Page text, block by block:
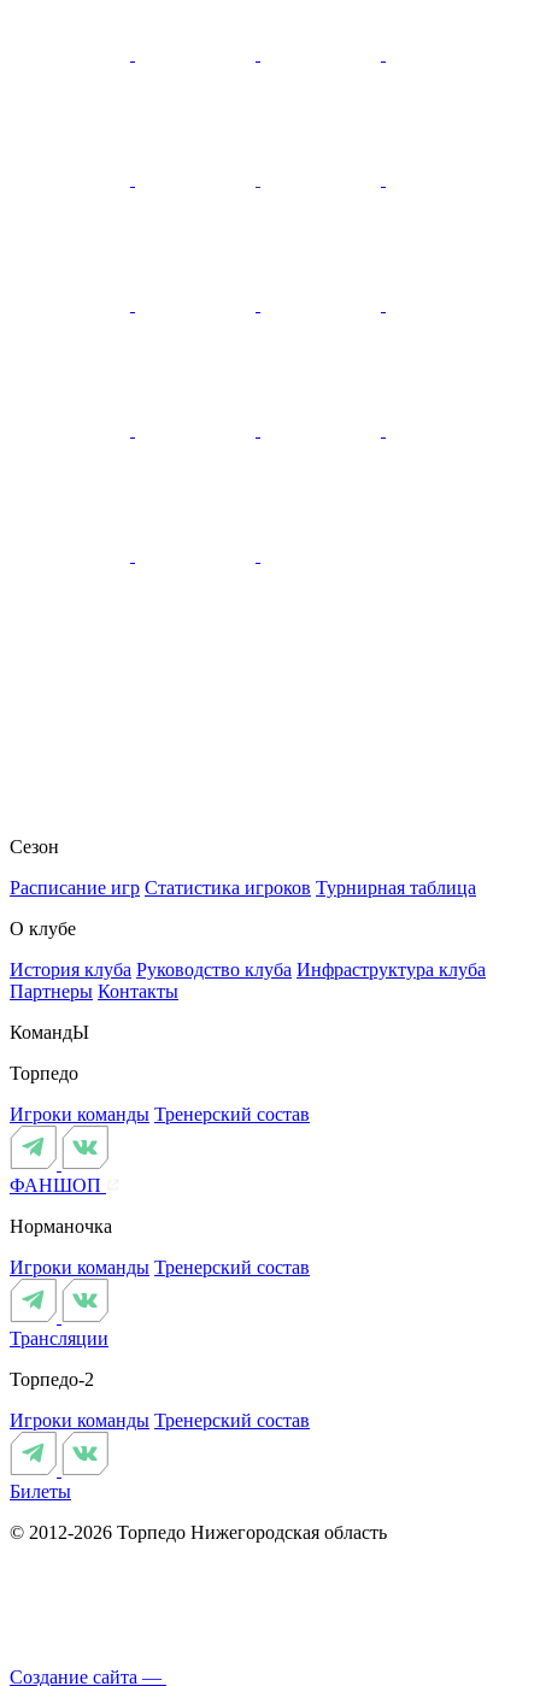
Сезон
Расписание игр Статистика игроков Турнирная таблица
О клубе
История клуба Руководство клуба Инфраструктура клуба
Партнеры Контакты
КомандЫ
Торпедо
Игроки команды Тренерский состав
ФАНШОП
Норманочка
Игроки команды Тренерский состав
Трансляции
Торпедо-2
Игроки команды Тренерский состав
Билеты
© 2012-2026 Торпедо Нижегородская область
Создание сайта —